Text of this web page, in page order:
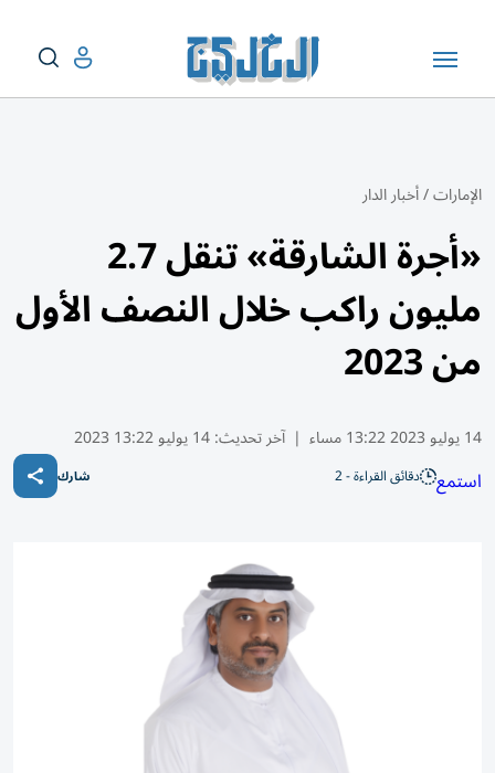
الإمارات/أخبار الدار
«أجرة الشارقة» تنقل 2.7
مليون راكب خلال النصف الأول
من 2023
14 يوليو 2023 13:22 مساء | آخر تحديث:14 يوليو 13:22 2023
استمع دقائق القراءة - 2 شارك